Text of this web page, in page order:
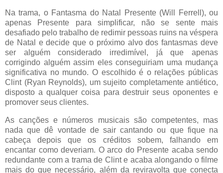
Na trama, o Fantasma do Natal Presente (Will Ferrell), ou
apenas Presente para simplificar, não se sente mais
desafiado pelo trabalho de redimir pessoas ruins na véspera
de Natal e decide que o próximo alvo dos fantasmas deve
ser alguém considerado irredimível, já que apenas
corrigindo alguém assim eles conseguiriam uma mudança
significativa no mundo. O escolhido é o relações públicas
Clint (Ryan Reynolds), um sujeito completamente antiético,
disposto a qualquer coisa para destruir seus oponentes e
promover seus clientes.
As canções e números musicais são competentes, mas
nada que dê vontade de sair cantando ou que fique na
cabeça depois que os créditos sobem, falhando em
encantar como deveriam. O arco do Presente acaba sendo
redundante com a trama de Clint e acaba alongando o filme
mais do que necessário, além da reviravolta que conecta